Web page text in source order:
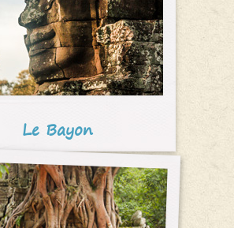
Le Bayon